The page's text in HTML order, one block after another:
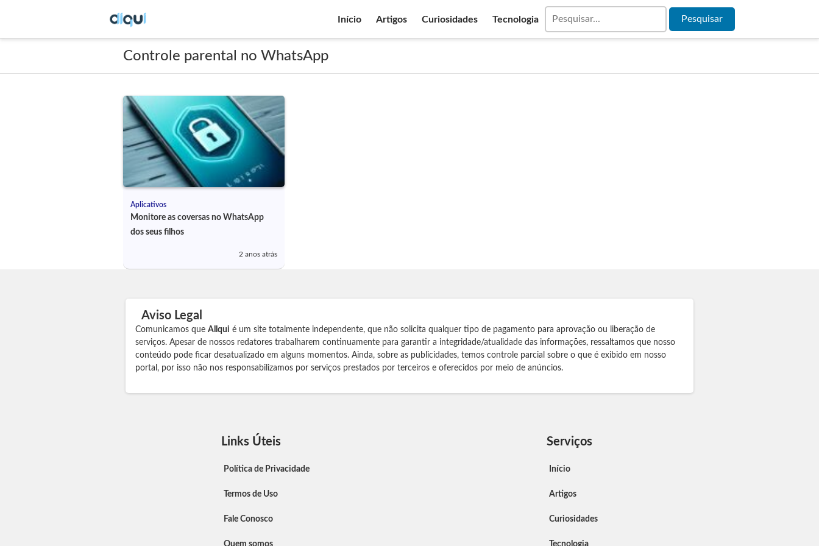
Início Artigos Curiosidades Tecnologia
Controle parental no WhatsApp
Aplicativos
Monitore as coversas no WhatsApp
dos seus filhos
2 anos atrás
Aviso Legal
Comunicamos que Allqui é um site totalmente independente, que não solicita qualquer tipo de pagamento para aprovação ou liberação de
serviços. Apesar de nossos redatores trabalharem continuamente para garantir a integridade/atualidade das informações, ressaltamos que nosso
conteúdo pode ficar desatualizado em alguns momentos. Ainda, sobre as publicidades, temos controle parcial sobre o que é exibido em nosso
portal, por isso não nos responsabilizamos por serviços prestados por terceiros e oferecidos por meio de anúncios.
Links Úteis
Política de Privacidade
Termos de Uso
Fale Conosco
Quem somos
Serviços
Início
Artigos
Curiosidades
Tecnologia